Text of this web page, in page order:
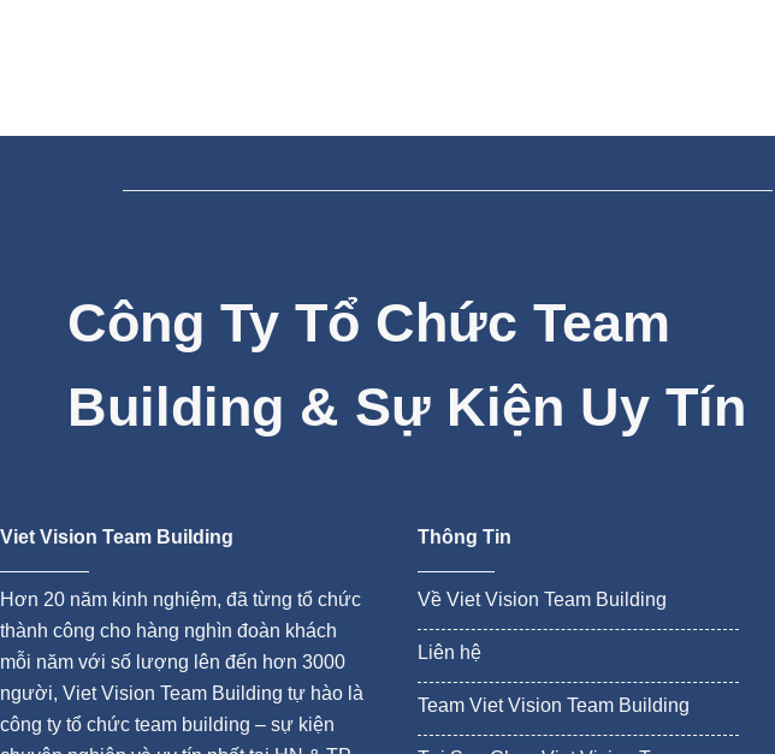
Công Ty Tổ Chức Team
Building & Sự Kiện Uy Tín
Viet Vision Team Building
Hơn 20 năm kinh nghiệm, đã từng tổ chức
thành công cho hàng nghìn đoàn khách
mỗi năm với số lượng lên đến hơn 3000
người, Viet Vision Team Building tự hào là
công ty tổ chức team building – sự kiện
Thông Tin
Về Viet Vision Team Building
Liên hệ
Team Viet Vision Team Building